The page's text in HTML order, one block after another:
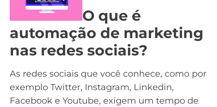
O que é
automação de marketing
nas redes sociais?
As redes sociais que você conhece, como por
exemplo Twitter, Instagram, Linkedin,
Facebook e Youtube, exigem um tempo de